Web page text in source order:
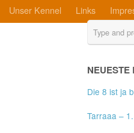
Unser Kennel Links
NEUESTE
Die 8 ist ja
Tarraaa –